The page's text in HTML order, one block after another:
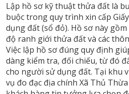
Lập hồ sơ kỹ thuật thửa đất là
buộc trong quy trình xin cấp
dụng đất (sổ đỏ). Hồ sơ này
độ ranh giới thửa đất và các
Việc lập hồ sơ đúng quy định
dàng kiểm tra, đối chiếu, từ đó
cho người sử dụng đất. Tại khu
vụ đo đạc địa chính Xã Thủ